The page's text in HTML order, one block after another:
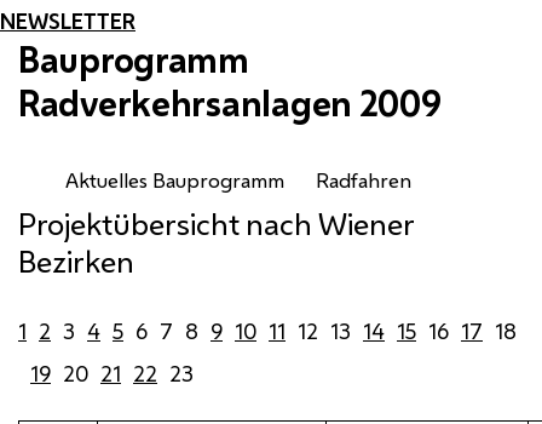
NEWSLETTER
Bauprogramm
Radverkehrsanlagen 2009
Aktuelles Bauprogramm Radfahren
Projektübersicht nach Wiener
Bezirken
1 2 3 4 5 6 7 8 9 10 11 12 13 14 15 16 17 18
19 20 21 22 23